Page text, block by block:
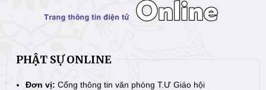
PHẬT SỰ ONLINE
Đơn vị: Cổng thông tin văn phòng T.Ư Giáo hội